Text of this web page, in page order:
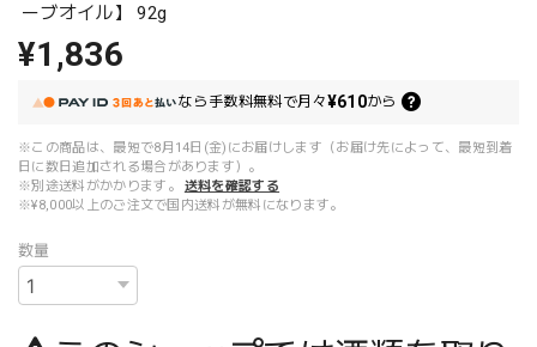
ーブオイル】 92g
¥1,836
なら 手数料無料で月々¥610から
※この商品は、最短で8月14日(金)にお届けします（お届け先によって、最短到着
日に数日追加される場合があります）。
※別途送料がかかります。
送料を確認する
※¥8,000以上のご注文で国内送料が無料になります。
数量